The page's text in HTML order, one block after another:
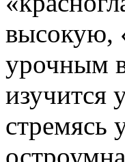
высокую,
урочным
изучится
стремясь